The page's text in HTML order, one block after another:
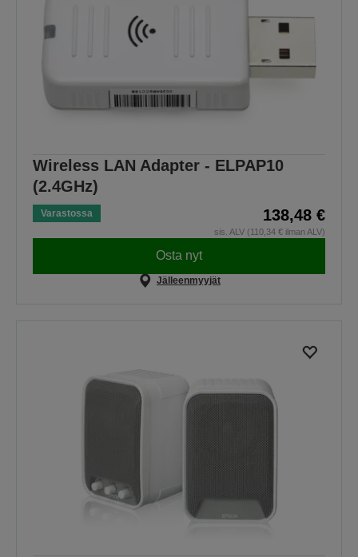
Wireless LAN Adapter - ELPAP10
(2.4GHz)
Varastossa 138,48 €
sis. ALV (110,34 € ilman ALV)
Osta nyt
Jälleenmyyjät